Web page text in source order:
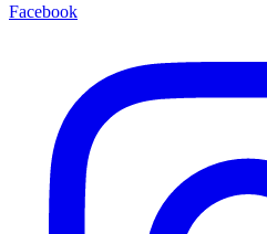
Facebook